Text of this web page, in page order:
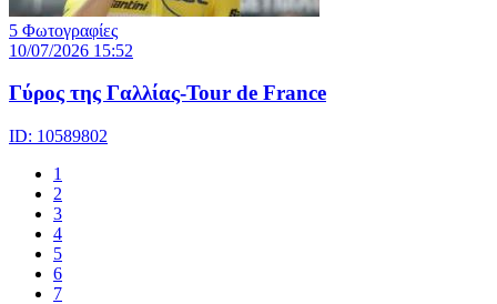
5 Φωτογραφίες
10/07/2026 15:52
Γύρος της Γαλλίας-Tour de France
ID: 10589802
1
2
3
4
5
6
7